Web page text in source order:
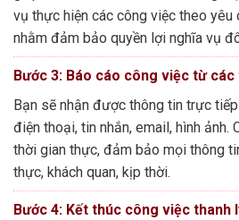
vụ thực hiện các công việc theo yêu
nhằm đảm bảo quyền lợi nghĩa vụ
Bước 3: Báo cáo công việc từ
Bạn sẽ nhận được thông tin trực
điện thoại, tin nhắn, email, hình ảnh.
thời gian thực, đảm bảo mọi thông
thực, khách quan, kịp thời.
Bước 4: Kết thúc công việc thanh